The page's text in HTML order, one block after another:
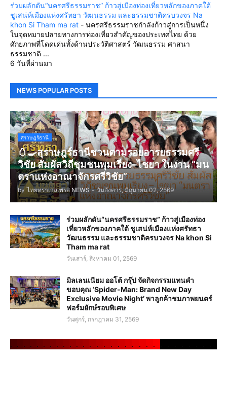
ร่วมผลักดัน“นครศรีธรรมราช” ก้าวสู่เมืองท่องเที่ยวหลักของภาคใต้
ชูเสน่ห์เมืองแห่งศรัทธา วัฒนธรรม และธรรมชาติครบวงจร Na
khon Si Tham ma rat - นครศรีธรรมราชกำลังก้าวสู่การเป็นหนึ่ง
ในจุดหมายปลายทางการท่องเที่ยวสำคัญของประเทศไทย ด้วย
ศักยภาพที่โดดเด่นทั้งด้านประวัติศาสตร์ วัฒนธรรม ศาสนา
ธรรมชาติ ...
6 วันที่ผ่านมา
NEWS POPULAR POSTS
สุราษฎร์ธานี
🥚🍳สุราษฎร์ธานีชวนตามรอยอารยธรรมศรี
วิชัย สัมผัสวิถีชุมชนพุมเรียง–ไชยา ในงาน “มน
ตราแห่งอาณาจักรศรีวิชัย”
by ไทยทราเวลเพรส NEWS - วันอังคาร, มิถุนายน 02, 2569
ร่วมผลักดัน“นครศรีธรรมราช” ก้าวสู่เมืองท่อง
เที่ยวหลักของภาคใต้ ชูเสน่ห์เมืองแห่งศรัทธา
วัฒนธรรม และธรรมชาติครบวงจร Na khon Si
Tham ma rat
วันเสาร์, สิงหาคม 01, 2569
มิลเลนเนียม ออโต้ กรุ๊ป จัดกิจกรรมแทนคำ
ขอบคุณ ‘Spider-Man: Brand New Day
Exclusive Movie Night’ พาลูกค้าชมภาพยนตร์
ฟอร์มยักษ์รอบพิเศษ
วันศุกร์, กรกฎาคม 31, 2569
. . . . . . . . . . . . . . . . . . . . . .